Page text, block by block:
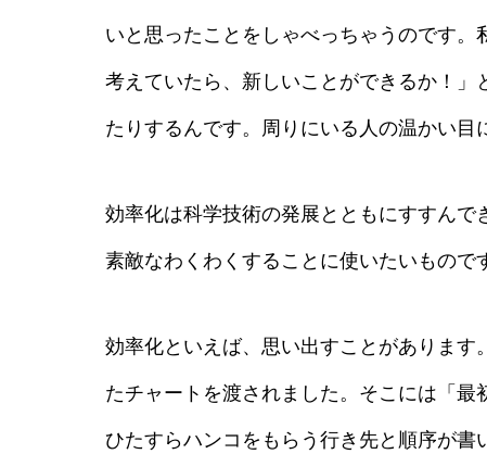
いと思ったことをしゃべっちゃうのです
考えていたら、新しいことができるか！
たりするんです。周りにいる人の温かい目
効率化は科学技術の発展とともにすすん
素敵なわくわくすることに使いたいもので
効率化といえば、思い出すことがありま
たチャートを渡されました。そこには「
ひたすらハンコをもらう行き先と順序が